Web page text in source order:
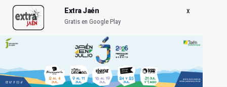
Extra Jaén
Gratis en Google Play